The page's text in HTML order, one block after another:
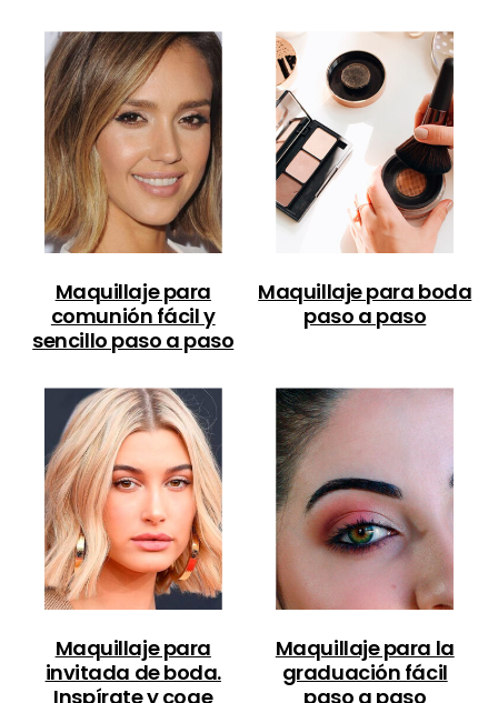
Maquillaje para
comunión fácil y
sencillo paso a paso
Maquillaje para boda
paso a paso
Maquillaje para
invitada de boda.
Inspírate y coge
Maquillaje para la
graduación fácil
paso a paso